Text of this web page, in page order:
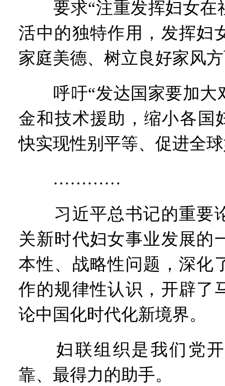
要求“注重发挥妇女在
活中的独特作用，发挥妇
家庭美德、树立良好家风
呼吁“发达国家要加大
金和技术援助，缩小各国
快实现性别平等、促进全
…………
习近平总书记的重要
关新时代妇女事业发展的
本性、战略性问题，深化
作的规律性认识，开辟了
论中国化时代化新境界。
妇联组织是我们党开
靠、最得力的助手。